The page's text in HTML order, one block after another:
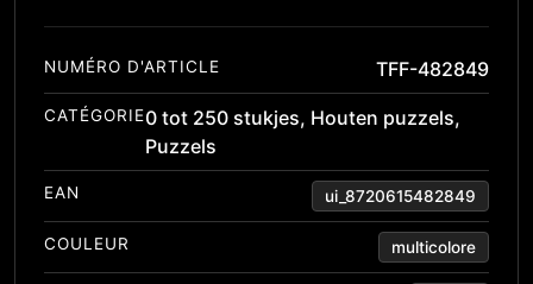
NUMÉRO D'ARTICLE TFF-482849
CATÉGORIE0 tot 250 stukjes, Houten puzzels,
Puzzels
EAN ui_8720615482849
COULEUR multicolore